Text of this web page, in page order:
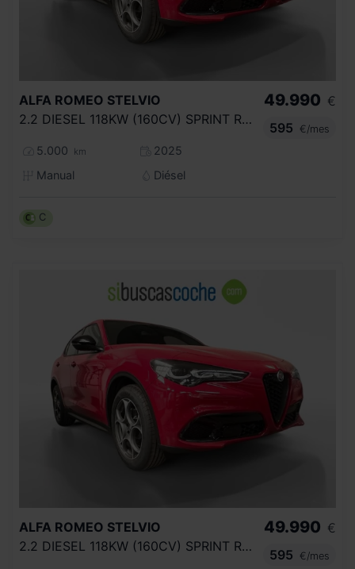
ALFA ROMEO STELVIO
2.2 DIESEL 118KW (160CV) SPRINT RWD
5.000 km
2025
Manual
Diésel
49.990 €
595
€/mes
C
ALFA ROMEO STELVIO
2.2 DIESEL 118KW (160CV) SPRINT RWD
49.990 €
595
€/mes